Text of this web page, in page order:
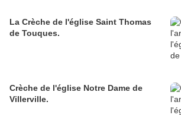
La Crèche de l'église Saint Thomas
de Touques.
Crèche de l'église Notre Dame de
Villerville.